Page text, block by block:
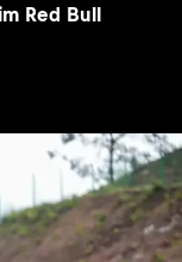
Red Bull